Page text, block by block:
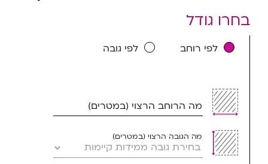
בחרו גודל
לפי רוחב לפי גובה
מה הרוחב הרצוי (במטרים)
מה הגובה הרצוי (במטרים)